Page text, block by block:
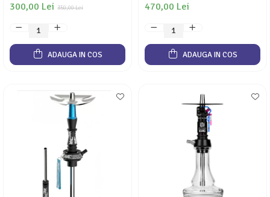
350,00 Lei
300,00 Lei
ADAUGA IN COS
470,00 Lei
ADAUGA IN COS